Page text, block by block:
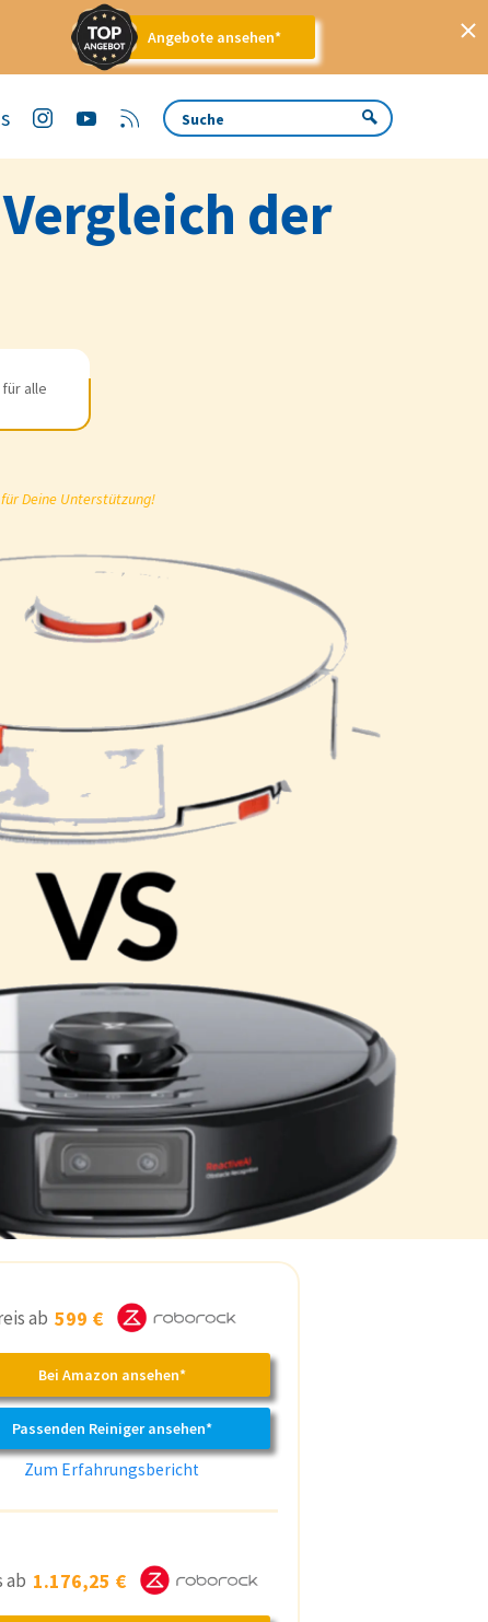
Angebote ansehen*
der
alle
Deine Unterstützung!
ab599 €
Bei Amazon ansehen*
Passenden Reiniger ansehen*
Zum Erfahrungsbericht
ab 1.176,25 €